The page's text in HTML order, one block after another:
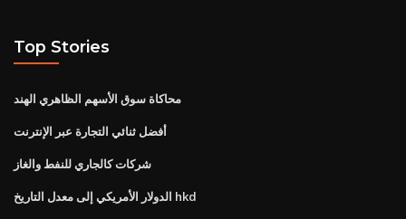
Top Stories
محاكاة سوق الأسهم الظاهري الهند
أفضل ثنائي التجارة عبر الإنترنت
شركات كالجاري للنفط والغاز
الدولار الأمريكي إلى معدل التاريخ hkd